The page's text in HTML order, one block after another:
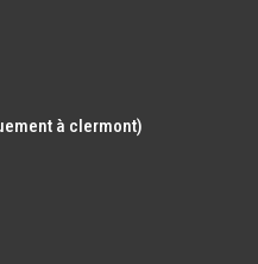
à clermont)